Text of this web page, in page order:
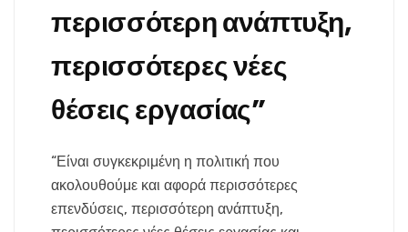
περισσότερη ανάπτυξη,
περισσότερες νέες
θέσεις εργασίας”
“Είναι συγκεκριμένη η πολιτική που
ακολουθούμε και αφορά περισσότερες
επενδύσεις, περισσότερη ανάπτυξη,